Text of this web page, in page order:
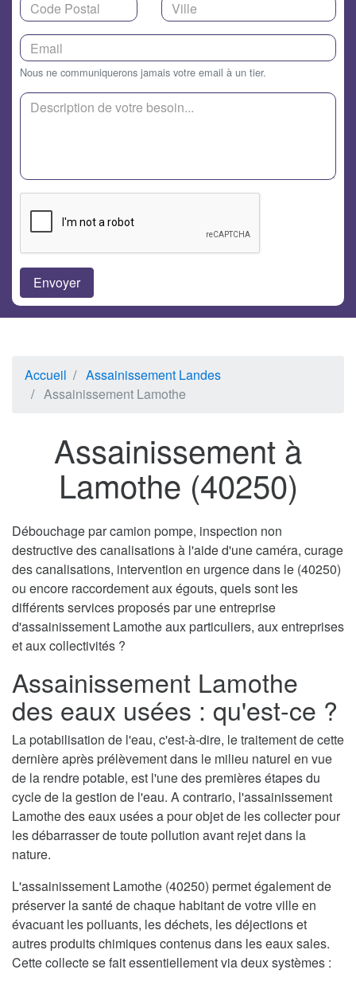
Nous ne communiquerons jamais votre email à un tier.
Accueil
Assainissement Landes
Assainissement Lamothe
Assainissement à
Lamothe (40250)
Débouchage par camion pompe, inspection non
destructive des canalisations à l'aide d'une caméra, curage
des canalisations, intervention en urgence dans le (40250)
ou encore raccordement aux égouts, quels sont les
différents services proposés par une entreprise
d'assainissement Lamothe aux particuliers, aux entreprises
et aux collectivités ?
Assainissement Lamothe
des eaux usées : qu'est-ce ?
La potabilisation de l'eau, c'est-à-dire, le traitement de cette
dernière après prélèvement dans le milieu naturel en vue
de la rendre potable, est l'une des premières étapes du
cycle de la gestion de l'eau. A contrario, l'assainissement
Lamothe des eaux usées a pour objet de les collecter pour
les débarrasser de toute pollution avant rejet dans la
nature.
L'assainissement Lamothe (40250) permet également de
préserver la santé de chaque habitant de votre ville en
évacuant les polluants, les déchets, les déjections et
autres produits chimiques contenus dans les eaux sales.
Cette collecte se fait essentiellement via deux systèmes :